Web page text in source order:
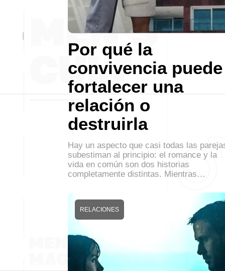
Por qué la
convivencia puede
fortalecer una
relación o
destruirla
Hay un aspecto que casi todas las
subestiman al principio: el romance y la
vida en común son dos historias
completamente distintas. Mientras…
RELACIONES